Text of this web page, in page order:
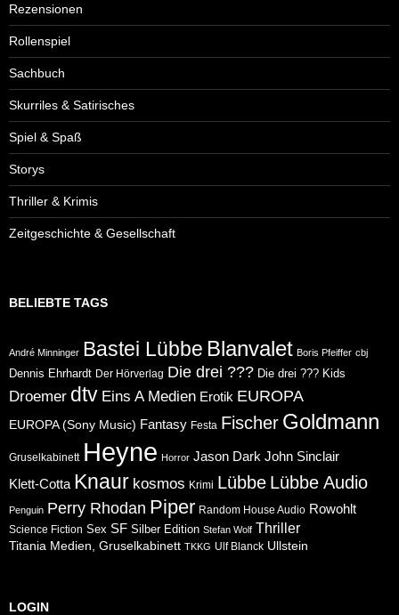
Rezensionen
Rollenspiel
Sachbuch
Skurriles & Satirisches
Spiel & Spaß
Storys
Thriller & Krimis
Zeitgeschichte & Gesellschaft
BELIEBTE TAGS
André Minninger Bastei Lübbe Blanvalet Boris Pfeiffer cbj
Dennis Ehrhardt Der Hörverlag Die drei ??? Die drei ??? Kids
Droemer dtv Eins A Medien Erotik EUROPA
EUROPA (Sony Music) Fantasy Festa Fischer Goldmann
Gruselkabinett Heyne Horror Jason Dark John Sinclair
Klett-Cotta Knaur kosmos Krimi Lübbe Lübbe Audio
Penguin Perry Rhodan Piper Random House Audio Rowohlt
Science Fiction Sex SF Silber Edition Stefan Wolf Thriller
Titania Medien, Gruselkabinett TKKG Ulf Blanck Ullstein
LOGIN